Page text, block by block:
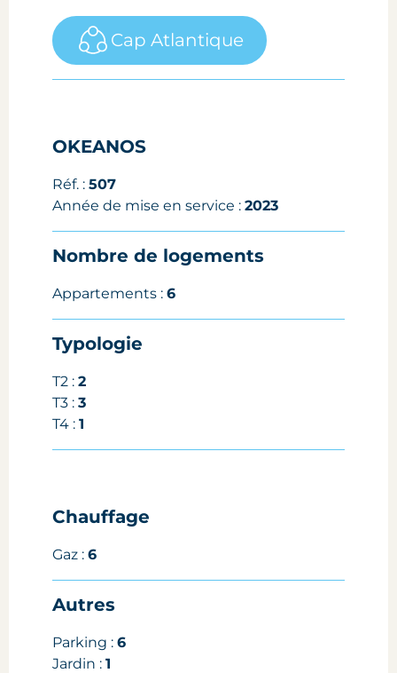
Cap Atlantique
OKEANOS
Réf. :507
Année de mise en service :2023
Nombre de logements
Appartements :6
Typologie
T2 :2
T3 :3
T4 :1
Chauffage
Gaz :6
Autres
Parking :6
Jardin :1